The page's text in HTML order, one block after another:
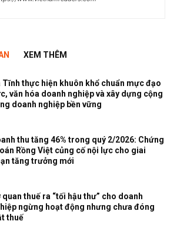
XEM THÊM
Tĩnh thực hiện khuôn khổ chuẩn mực đạo
văn hóa doanh nghiệp và xây dựng cộng
doanh nghiệp bền vững
thu tăng 46% trong quý 2/2026: Chứng
Rồng Việt củng cố nội lực cho giai
tăng trưởng mới
quan thuế ra “tối hậu thư” cho doanh
ngừng hoạt động nhưng chưa đóng
thuế